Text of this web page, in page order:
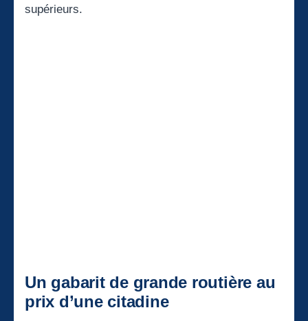
supérieurs.
Un gabarit de grande routière au
prix d’une citadine